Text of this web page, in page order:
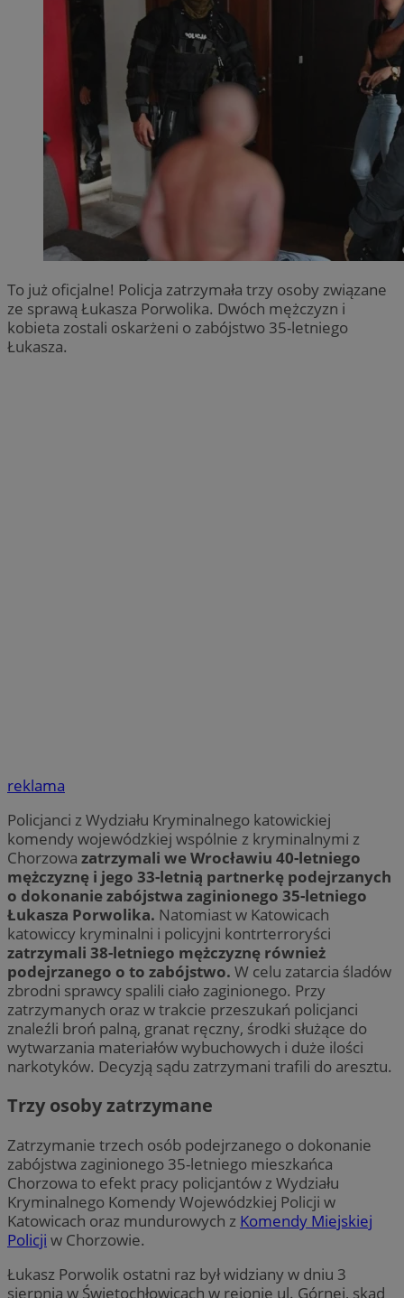
To już oficjalne! Policja zatrzymała trzy osoby związane
ze sprawą Łukasza Porwolika. Dwóch mężczyzn i
kobieta zostali oskarżeni o zabójstwo 35-letniego
Łukasza.
reklama
Policjanci z Wydziału Kryminalnego katowickiej
komendy wojewódzkiej wspólnie z kryminalnymi z
Chorzowa zatrzymali we Wrocławiu 40-letniego
mężczyznę i jego 33-letnią partnerkę podejrzanych
o dokonanie zabójstwa zaginionego 35-letniego
Łukasza Porwolika. Natomiast w Katowicach
katowiccy kryminalni i policyjni kontrterroryści
zatrzymali 38-letniego mężczyznę również
podejrzanego o to zabójstwo. W celu zatarcia śladów
zbrodni sprawcy spalili ciało zaginionego. Przy
zatrzymanych oraz w trakcie przeszukań policjanci
znaleźli broń palną, granat ręczny, środki służące do
wytwarzania materiałów wybuchowych i duże ilości
narkotyków. Decyzją sądu zatrzymani trafili do aresztu.
Trzy osoby zatrzymane
Zatrzymanie trzech osób podejrzanego o dokonanie
zabójstwa zaginionego 35-letniego mieszkańca
Chorzowa to efekt pracy policjantów z Wydziału
Kryminalnego Komendy Wojewódzkiej Policji w
Katowicach oraz mundurowych z Komendy Miejskiej
Policji w Chorzowie.
Łukasz Porwolik ostatni raz był widziany w dniu 3
sierpnia w Świętochłowicach w rejonie ul. Górnej, skąd